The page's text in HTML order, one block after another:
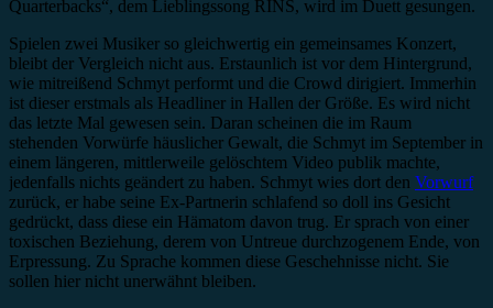
Quarterbacks“, dem Lieblingssong RINS, wird im Duett gesungen.
Spielen zwei Musiker so gleichwertig ein gemeinsames Konzert,
bleibt der Vergleich nicht aus. Erstaunlich ist vor dem Hintergrund,
wie mitreißend Schmyt performt und die Crowd dirigiert. Immerhin
ist dieser erstmals als Headliner in Hallen der Größe. Es wird nicht
das letzte Mal gewesen sein. Daran scheinen die im Raum
stehenden Vorwürfe häuslicher Gewalt, die Schmyt im September in
einem längeren, mittlerweile gelöschtem Video publik machte,
jedenfalls nichts geändert zu haben. Schmyt wies dort den Vorwurf
zurück, er habe seine Ex-Partnerin schlafend so doll ins Gesicht
gedrückt, dass diese ein Hämatom davon trug. Er sprach von einer
toxischen Beziehung, derem von Untreue durchzogenem Ende, von
Erpressung. Zu Sprache kommen diese Geschehnisse nicht. Sie
sollen hier nicht unerwähnt bleiben.